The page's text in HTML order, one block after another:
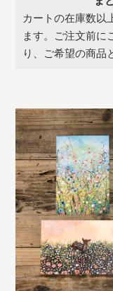
カートの在庫数以
ます。ご注文前に
り、ご希望の商品